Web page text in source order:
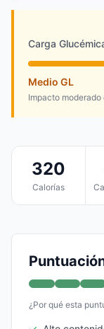
Carga
Medio GL
Impacto
320
Calorías
¿Por qué esta